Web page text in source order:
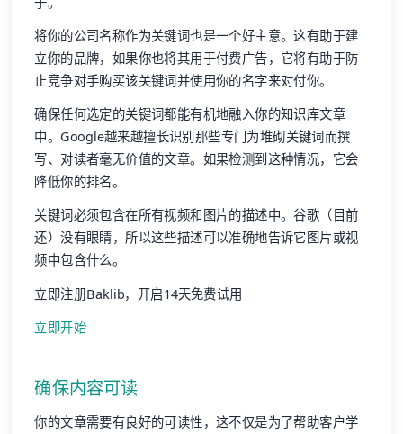
将你的公司名称作为关键词也是一个好主意。这有助于建
立你的品牌，如果你也将其用于付费广告，它将有助于防
止竞争对手购买该关键词并使用你的名字来对付你。
确保任何选定的关键词都能有机地融入你的知识库文章
中。Google越来越擅长识别那些专门为堆砌关键词而撰
写、对读者毫无价值的文章。如果检测到这种情况，它会
降低你的排名。
关键词必须包含在所有视频和图片的描述中。谷歌（目前
还）没有眼睛，所以这些描述可以准确地告诉它图片或视
频中包含什么。
立即注册Baklib，开启14天免费试用
立即开始
确保内容可读
你的文章需要有良好的可读性，这不仅是为了帮助客户学